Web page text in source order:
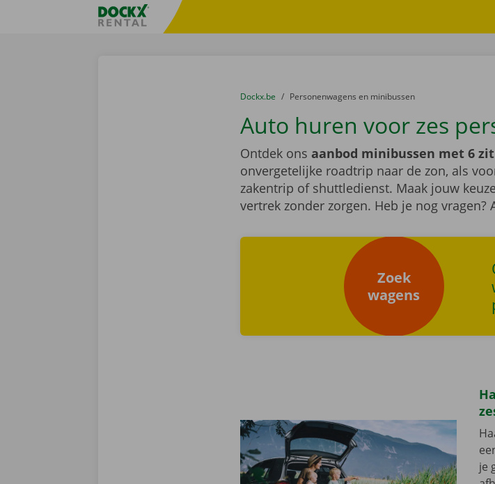
Taalselectie overslaanFratello DEMO
U bevindt zich hier:
van
Dockx.be naar
Personenwagens en minibussen
Auto huren voor zes
Ontdek ons aanbod minibussen met 6
onvergetelijke roadtrip naar de zon, als
zakentrip of shuttledienst. Maak jouw
vertrek zonder zorgen. Heb je nog vragen?
Zoek
wagens
je